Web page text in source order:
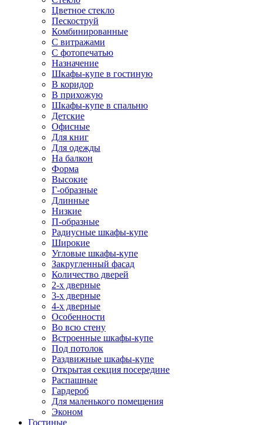
Цветное стекло
Пескоструй
Комбинированные
С витражами
С фотопечатью
Назначение
Шкафы-купе в гостиную
В коридор
В прихожую
Шкафы-купе в спальню
Детские
Офисные
Для книг
Для одежды
На балкон
Форма
Высокие
Г-образные
Длинные
Низкие
П-образные
Радиусные шкафы-купе
Широкие
Угловые шкафы-купе
Закругленный фасад
Количество дверей
2-х дверные
3-х дверные
4-х дверные
Особенности
Во всю стену
Встроенные шкафы-купе
Под потолок
Раздвижные шкафы-купе
Открытая секция посередине
Распашные
Гардероб
Для маленького помещения
Эконом
Гостиные